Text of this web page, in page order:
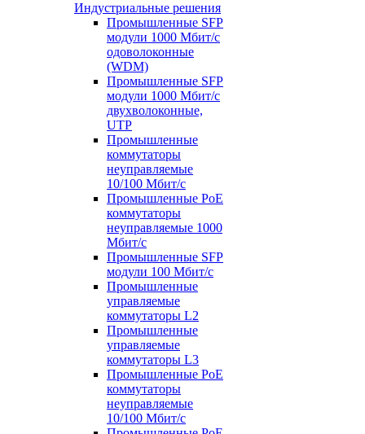
Индустриальные решения
Промышленные SFP
модули 1000 Мбит/c
одоволоконные
(WDM)
Промышленные SFP
модули 1000 Мбит/c
двухволоконные,
UTP
Промышленные
коммутаторы
неуправляемые
10/100 Мбит/с
Промышленные PoE
коммутаторы
неуправляемые 1000
Мбит/с
Промышленные SFP
модули 100 Мбит/c
Промышленные
управляемые
коммутаторы L2
Промышленные
управляемые
коммутаторы L3
Промышленные PoE
коммутаторы
неуправляемые
10/100 Мбит/с